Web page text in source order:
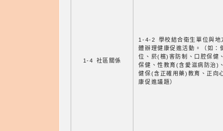
1-4 社區關係
1-4-2 學校結合衛生單位與地
體辦理健康促進活動。（如：
位、菸(檳)害防制、口腔保健
保健、性教育(含愛滋病防治)
健保(含正確用藥)教育、正向
康促進議題）